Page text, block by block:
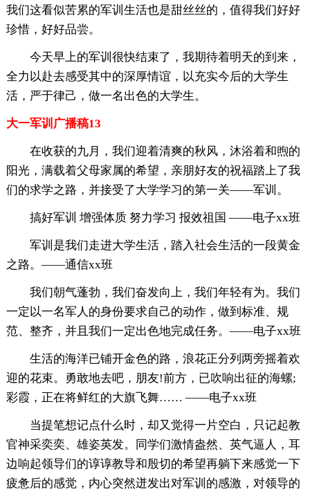
我们这看似苦累的军训生活也是甜丝丝的，值得我们好好
珍惜，好好品尝。
今天早上的军训很快结束了，我期待着明天的到来，
全力以赴去感受其中的深厚情谊，以充实今后的大学生
活，严于律己，做一名出色的大学生。
大一军训广播稿13
在收获的九月，我们迎着清爽的秋风，沐浴着和煦的
阳光，满载着父母家属的希望，亲朋好友的祝福踏上了我
们的求学之路，并接受了大学学习的第一关——军训。
搞好军训 增强体质 努力学习 报效祖国 ——电子xx班
军训是我们走进大学生活，踏入社会生活的一段黄金
之路。——通信xx班
我们朝气蓬勃，我们奋发向上，我们年轻有为。我们
一定以一名军人的身份要求自己的动作，做到标准、规
范、整齐，并且我们一定出色地完成任务。——电子xx班
生活的海洋已铺开金色的路，浪花正分列两旁摇着欢
迎的花束。勇敢地去吧，朋友!前方，已吹响出征的海螺;
彩霞，正在将鲜红的大旗飞舞…… ——电子xx班
当提笔想记点什么时，却又觉得一片空白，只记起教
官神采奕奕、雄姿英发。同学们激情盎然、英气逼人，耳
边响起领导们的谆谆教导和殷切的希望再躺下来感觉一下
疲惫后的感觉，内心突然迸发出对军训的感激，对领导的